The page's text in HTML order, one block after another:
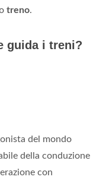
treno.
guida i treni?
del mondo
della conduzione
con